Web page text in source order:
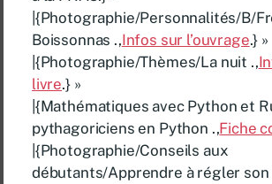
|{Photographie/Personnalités/B/
Boissonnas .,Infos sur l’ouvrage.} »
|{Photographie/Thèmes/La nuit .,
livre.} »
|{Mathématiques avec Python et
pythagoriciens en Python .,Fiche
|{Photographie/Conseils aux
débutants/Apprendre à régler son